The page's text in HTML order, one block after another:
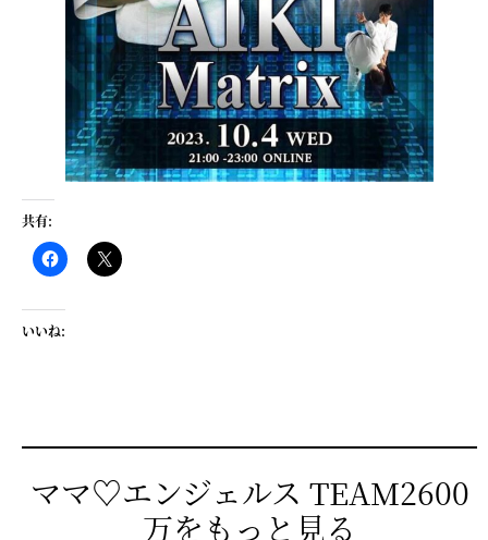
共有:
いいね:
ママ♡エンジェルス TEAM2600
万をもっと見る